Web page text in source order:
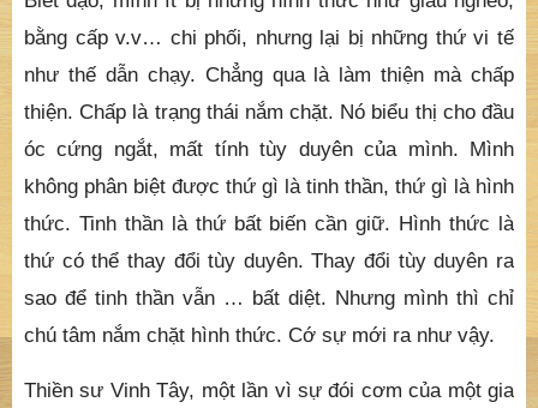
bằng cấp v.v… chi phối, nhưng lại bị những thứ vi tế
như thế dẫn chạy. Chẳng qua là làm thiện mà chấp
thiện. Chấp là trạng thái nắm chặt. Nó biểu thị cho đầu
óc cứng ngắt, mất tính tùy duyên của mình. Mình
không phân biệt được thứ gì là tinh thần, thứ gì là hình
thức. Tinh thần là thứ bất biến cần giữ. Hình thức là
thứ có thể thay đổi tùy duyên. Thay đổi tùy duyên ra
sao để tinh thần vẫn … bất diệt. Nhưng mình thì chỉ
chú tâm nắm chặt hình thức. Cớ sự mới ra như vậy.
Thiền sư Vinh Tây, một lần vì sự đói cơm của một gia